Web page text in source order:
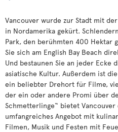
Vancouver wurde zur Stadt mit
in Nordamerika gekürt.
Park, den berühmten 400 Hektar
Sie sich am English Bay Beach
Und bestaunen Sie an jeder Ecke
asiatische Kultur. Außerdem ist
ein beliebter Drehort für Filme,
der ein oder andere Promi über
Schmetterlinge“ bietet Vancouver
umfangreiches Angebot mit
Filmen, Musik und Festen mit